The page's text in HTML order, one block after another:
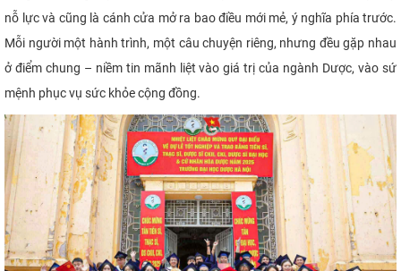
nỗ lực và cũng là cánh cửa mở ra bao điều mới mẻ, ý nghĩa phía trước.
Mỗi người một hành trình, một câu chuyện riêng, nhưng đều gặp nhau
ở điểm chung – niềm tin mãnh liệt vào giá trị của ngành Dược, vào sứ
mệnh phục vụ sức khỏe cộng đồng.